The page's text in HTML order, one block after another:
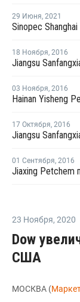
29 Июня, 2021
18 Ноября, 2016
03 Ноября, 2016
17 Октября, 2016
Jiangsu
01 Сентября, 2016
23 Ноября, 2020
Dow
США
МОСКВА (